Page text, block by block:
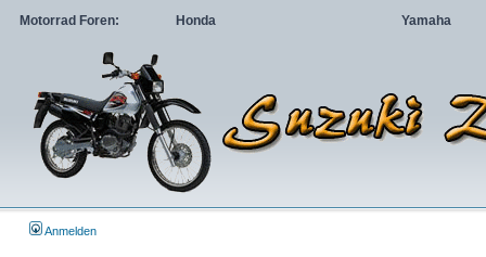
Motorrad Foren: Honda Yamaha
Anmelden